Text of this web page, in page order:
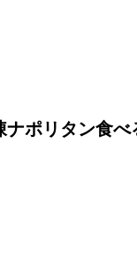
ポリタン食べ